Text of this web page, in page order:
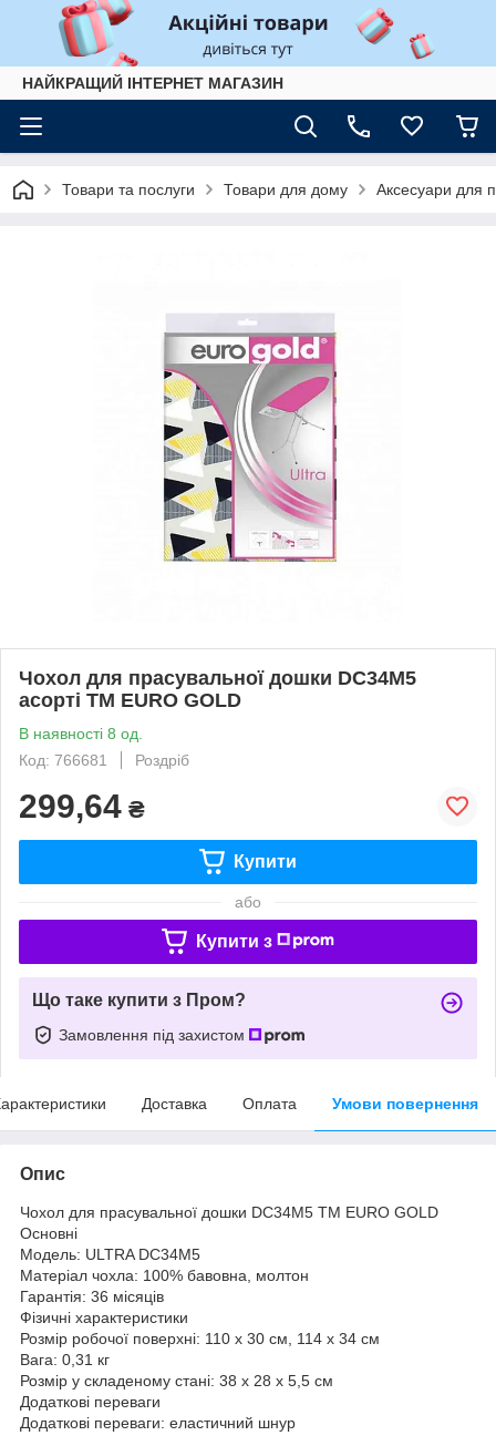
НАЙКРАЩИЙ ІНТЕРНЕТ МАГАЗИН
Товари та послуги Товари для дому Аксесуари для
Чохол для прасувальної дошки DC34M5
асорті ТМ EURO GOLD
В наявності 8 од.
Код: 766681
Роздріб
299,64 ₴
Купити
або
Купити з
Що таке купити з Пром?
Замовлення під захистом
Доставка Оплата Умови повернення
Опис
Чохол для прасувальної дошки DC34M5 ТМ EURO GOLD
Основні
Модель: ULTRA DC34M5
Матеріал чохла: 100% бавовна, молтон
Гарантія: 36 місяців
Фізичні характеристики
Розмір робочої поверхні: 110 х 30 см, 114 х 34 см
Вага: 0,31 кг
Розмір у складеному стані: 38 х 28 х 5,5 см
Додаткові переваги
Додаткові переваги: еластичний шнур